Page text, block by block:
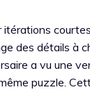
des détails à
a vu une
puzzle.